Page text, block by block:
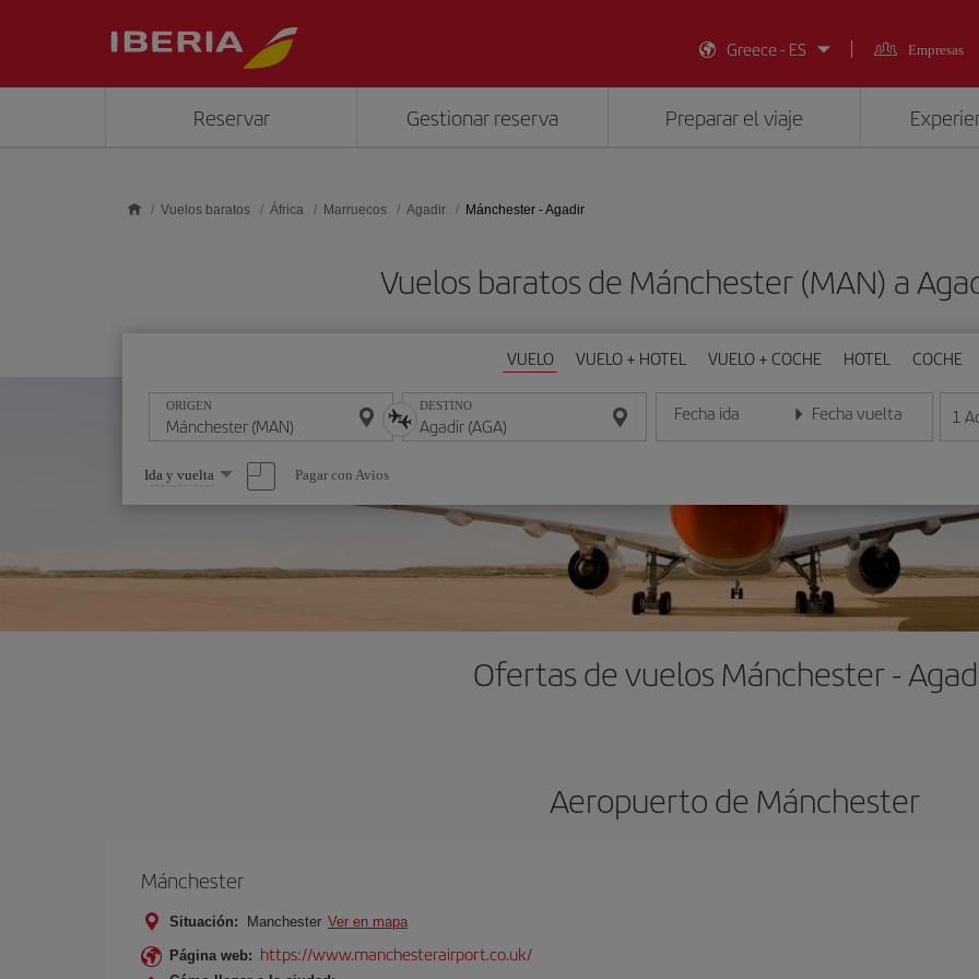
Greece - ES
Empresas
Reservar Gestionar reserva Preparar el viaje
Vuelos baratos África Marruecos Agadir Mánchester - Agadir
Vuelos baratos de Mánchester (MAN) a
VUELO VUELO + HOTEL VUELO + COCHE HOTEL COCHE
ORIGEN DESTINO Fecha ida
Introduce la fecha en formato día/mes/año
Fecha vuelta
Introduce la fecha en 1
Seleccione
una
opción
Ida y vuelta Pagar con Avios
Ofertas de vuelos Mánchester -
Aeropuerto de Mánchester
Mánchester
Situación: Manchester Ver en mapa
Página web: https://www.manchesterairport.co.uk/